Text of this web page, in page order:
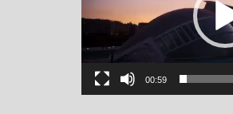
00:59